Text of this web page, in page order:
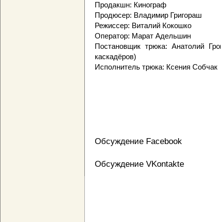
Продакшн: Кинограф
Продюсер: Владимир Григораш
Режиссер: Виталий Кокошко
Оператор: Марат Адельшин
Постановщик трюка: Анатолий
каскадёров)
Исполнитель трюка: Ксения Собчак
Обсуждение Facebook
Обсуждение VKontakte